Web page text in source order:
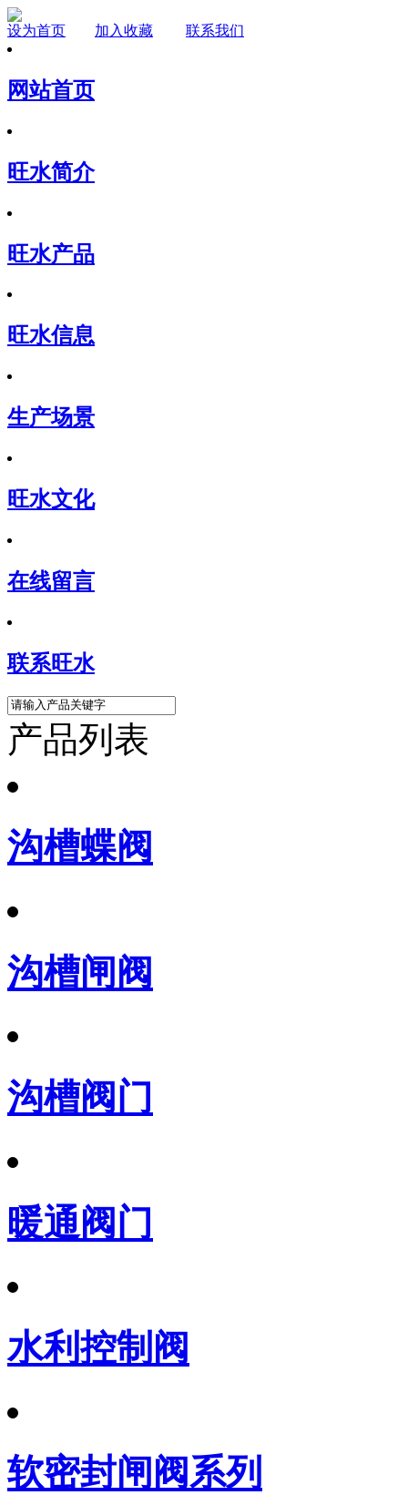
设为首页 加入收藏 联系我们
网站首页
旺水简介
旺水产品
旺水信息
生产场景
旺水文化
在线留言
联系旺水
产品列表
沟槽蝶阀
沟槽闸阀
沟槽阀门
暖通阀门
水利控制阀
软密封闸阀系列